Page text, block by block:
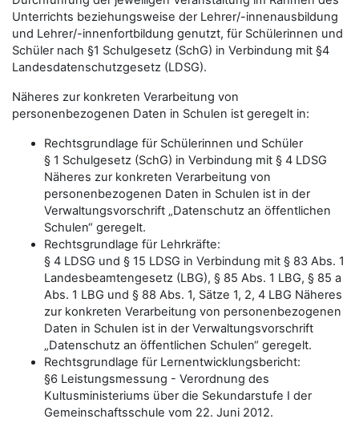
Unterrichts beziehungsweise der Lehrer/-innenausbildung
und Lehrer/-innenfortbildung genutzt, für Schülerinnen und
Schüler nach §1 Schulgesetz (SchG) in Verbindung mit §4
Landesdatenschutzgesetz (LDSG).
Näheres zur konkreten Verarbeitung von
personenbezogenen Daten in Schulen ist geregelt in:
Rechtsgrundlage für Schülerinnen und Schüler
§ 1 Schulgesetz (SchG) in Verbindung mit § 4 LDSG
Näheres zur konkreten Verarbeitung von
personenbezogenen Daten in Schulen ist in der
Verwaltungsvorschrift „Datenschutz an öffentlichen
Schulen“ geregelt.
Rechtsgrundlage für Lehrkräfte:
§ 4 LDSG und § 15 LDSG in Verbindung mit § 83 Abs. 1
Landesbeamtengesetz (LBG), § 85 Abs. 1 LBG, § 85 a
Abs. 1 LBG und § 88 Abs. 1, Sätze 1, 2, 4 LBG Näheres
zur konkreten Verarbeitung von personenbezogenen
Daten in Schulen ist in der Verwaltungsvorschrift
„Datenschutz an öffentlichen Schulen“ geregelt.
Rechtsgrundlage für Lernentwicklungsbericht:
§6 Leistungsmessung - Verordnung des
Kultusministeriums über die Sekundarstufe I der
Gemeinschaftsschule vom 22. Juni 2012.